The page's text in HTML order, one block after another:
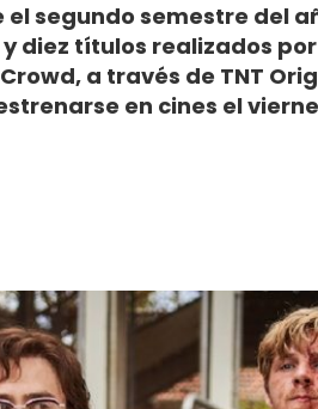
segundo semestre del
diez títulos realizados por
a través de TNT
en cines el